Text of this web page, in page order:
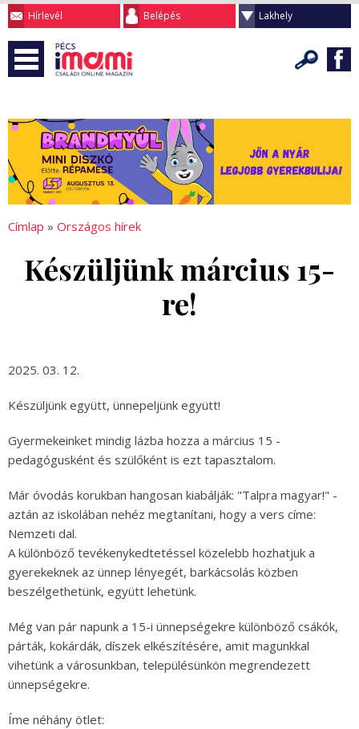
Hírlevél Belépés Lakhely
Címlap » Országos hírek
Készüljünk március 15-
re!
2025. 03. 12.
Készüljünk együtt, ünnepeljünk együtt!
Gyermekeinket mindig lázba hozza a március 15 -
pedagógusként és szülőként is ezt tapasztalom.
Már óvodás korukban hangosan kiabálják: "Talpra magyar!" -
aztán az iskolában nehéz megtanítani, hogy a vers címe:
Nemzeti dal.
A különböző tevékenykedtetéssel közelebb hozhatjuk a
gyerekeknek az ünnep lényegét, barkácsolás közben
beszélgethetünk, együtt lehetünk.
Még van pár napunk a 15-i ünnepségekre különböző csákók,
párták, kokárdák, díszek elkészítésére, amit magunkkal
vihetünk a városunkban, településünkön megrendezett
ünnepségekre.
Íme néhány ötlet: